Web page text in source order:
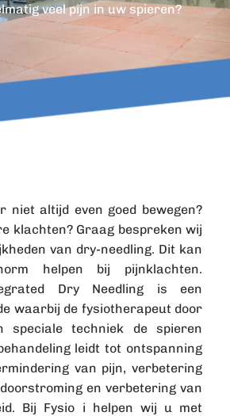
veel pijn in uw spieren?
niet altijd even goed bewegen?
klachten? Graag bespreken wij
van dry-needling. Dit kan
helpen bij pijnklachten.
Dry Needling is een
waarbij de fysiotherapeut door
speciale techniek de spieren
leidt tot ontspanning
van pijn, verbetering
en verbetering van
Bij Fysio i helpen wij u met